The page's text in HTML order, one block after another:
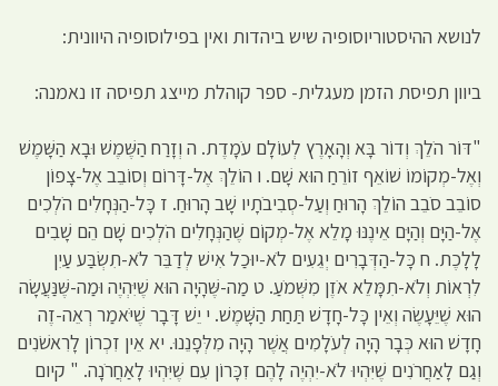
לנושא ההיסטוריוסופיה שיש ביהדות ואין בפילוסופיה היוונית:
ביוון תפיסת הזמן מעגלית- ספר קוהלת מייצג תפיסה זו נאמנה:
"דּוֹר הֹלֵךְ וְדוֹר בָּא וְהָאָרֶץ לְעוֹלָם עֹמָדֶת. ה וְזָרַח הַשֶּׁמֶשׁ וּבָא הַשָּׁמֶשׁ
וְאֶל-מְקוֹמוֹ שׁוֹאֵף זוֹרֵחַ הוּא שָׁם. ו הוֹלֵךְ אֶל-דָּרוֹם וְסוֹבֵב אֶל-צָפוֹן
סוֹבֵב סֹבֵב הוֹלֵךְ הָרוּחַ וְעַל-סְבִיבֹתָיו שָׁב הָרוּחַ. ז כָּל-הַנְּחָלִים הֹלְכִים
אֶל-הַיָּם וְהַיָּם אֵינֶנּוּ מָלֵא אֶל-מְקוֹם שֶׁהַנְּחָלִים הֹלְכִים שָׁם הֵם שָׁבִים
לָלָכֶת. ח כָּל-הַדְּבָרִים יְגֵעִים לֹא-יוּכַל אִישׁ לְדַבֵּר לֹא-תִשְׂבַּע עַיִן
לִרְאוֹת וְלֹא-תִמָּלֵא אֹזֶן מִשְּׁמֹעַ. ט מַה-שֶּׁהָיָה הוּא שֶׁיִּהְיֶה וּמַה-שֶּׁנַּעֲשָׂה
הוּא שֶׁיֵּעָשֶׂה וְאֵין כָּל-חָדָשׁ תַּחַת הַשָּׁמֶשׁ. י יֵשׁ דָּבָר שֶׁיֹּאמַר רְאֵה-זֶה
חָדָשׁ הוּא כְּבָר הָיָה לְעֹלָמִים אֲשֶׁר הָיָה מִלְּפָנֵנוּ. יא אֵין זִכְרוֹן לָרִאשֹׁנִים
וְגַם לָאַחֲרֹנִים שֶׁיִּהְיוּ לֹא-יִהְיֶה לָהֶם זִכָּרוֹן עִם שֶׁיִּהְיוּ לָאַחֲרֹנָה. " קיום